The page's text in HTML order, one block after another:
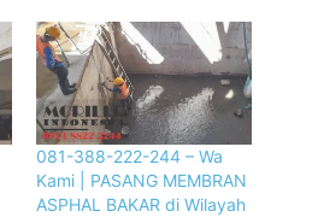
081-388-222-244 – Wa
Kami | PASANG MEMBRAN
ASPHAL BAKAR di Wilayah